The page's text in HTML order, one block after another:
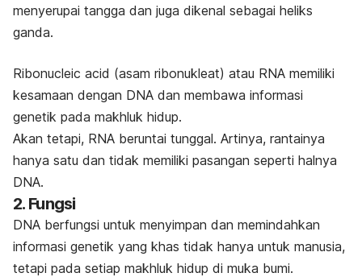
menyerupai tangga dan juga dikenal sebagai heliks
ganda.
Ribonucleic acid (asam ribonukleat) atau RNA memiliki
kesamaan dengan DNA dan membawa informasi
genetik pada makhluk hidup.
Akan tetapi, RNA beruntai tunggal. Artinya, rantainya
hanya satu dan tidak memiliki pasangan seperti halnya
DNA.
2. Fungsi
DNA berfungsi untuk menyimpan dan memindahkan
informasi genetik yang khas tidak hanya untuk manusia,
tetapi pada setiap makhluk hidup di muka bumi.